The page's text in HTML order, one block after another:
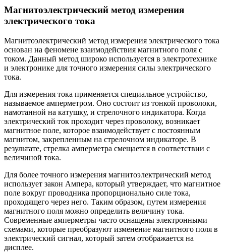
Магнитоэлектрический метод измерения
электрического тока
Магнитоэлектрический метод измерения электрического тока
основан на феномене взаимодействия магнитного поля с
током. Данный метод широко используется в электротехнике
и электронике для точного измерения силы электрического
тока.
Для измерения тока применяется специальное устройство,
называемое амперметром. Оно состоит из тонкой проволоки,
намотанной на катушку, и стрелочного индикатора. Когда
электрический ток проходит через проволоку, возникает
магнитное поле, которое взаимодействует с постоянным
магнитом, закрепленным на стрелочном индикаторе. В
результате, стрелка амперметра смещается в соответствии с
величиной тока.
Для более точного измерения магнитоэлектрический метод
использует закон Ампера, который утверждает, что магнитное
поле вокруг проводника пропорционально силе тока,
проходящего через него. Таким образом, путем измерения
магнитного поля можно определить величину тока.
Современные амперметры часто оснащены электронными
схемами, которые преобразуют изменение магнитного поля в
электрический сигнал, который затем отображается на
дисплее.